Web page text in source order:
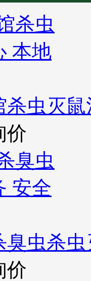
杀虫灭
价
臭虫杀
价